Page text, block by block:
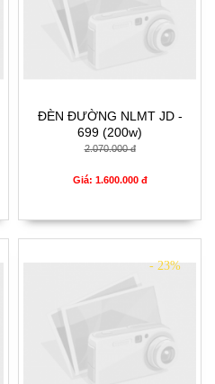
ĐÈN ĐƯỜNG NLMT JD -
699 (200w)
2.070.000 đ
Giá: 1.600.000 đ
- 23%